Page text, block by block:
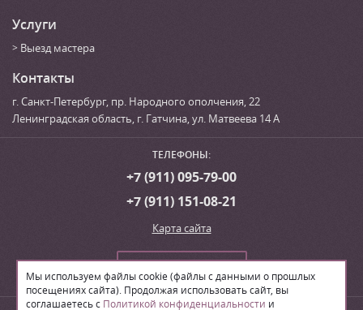
Мы используем файлы cookie (файлы с данными о прошлых
посещениях сайта). Продолжая использовать сайт, вы
соглашаетесь с Политикой конфиденциальности и
Услуги
Выезд мастера
Контакты
г. Санкт-Петербург, пр. Народного ополчения, 22
Ленинградская область, г. Гатчина,ул. Матвеева 14 А
ТЕЛЕФОНЫ:
+7 (911) 095-79-00
+7 (911) 151-08-21
Карта сайта
Сделать заказ